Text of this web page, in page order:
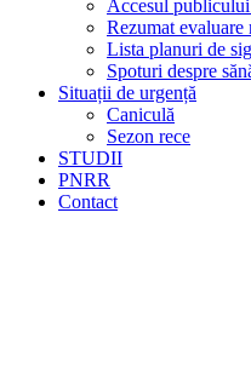
Accesul
Rezumat
Lista planuri de
Spoturi despre
Situații de urgență
Caniculă
Sezon rece
STUDII
PNRR
Contact